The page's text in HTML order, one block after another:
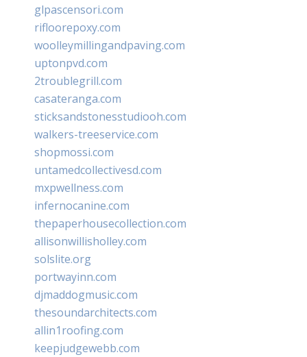
glpascensori.com
rifloorepoxy.com
woolleymillingandpaving.com
uptonpvd.com
2troublegrill.com
casateranga.com
sticksandstonesstudiooh.com
walkers-treeservice.com
shopmossi.com
untamedcollectivesd.com
mxpwellness.com
infernocanine.com
thepaperhousecollection.com
allisonwillisholley.com
solslite.org
portwayinn.com
djmaddogmusic.com
thesoundarchitects.com
allin1roofing.com
keepjudgewebb.com